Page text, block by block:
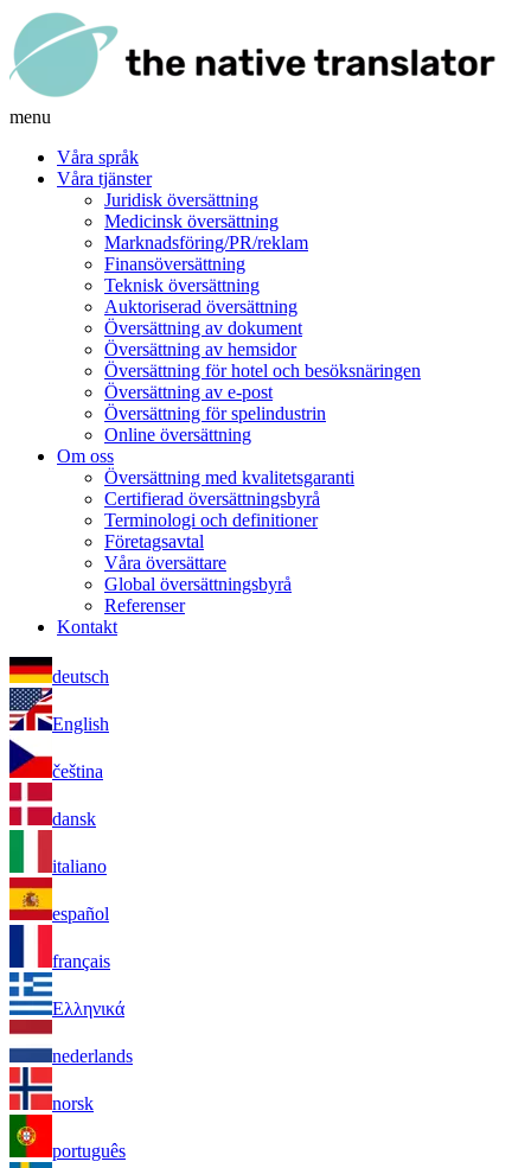
menu
Våra språk
Våra tjänster
Juridisk översättning
Medicinsk översättning
Marknadsföring/PR/reklam
Finansöversättning
Teknisk översättning
Auktoriserad översättning
Översättning av dokument
Översättning av hemsidor
Översättning för hotel och besöksnäringen
Översättning av e-post
Översättning för spelindustrin
Online översättning
Om oss
Översättning med kvalitetsgaranti
Certifierad översättningsbyrå
Terminologi och definitioner
Företagsavtal
Våra översättare
Global översättningsbyrå
Referenser
Kontakt
deutsch
English
čeština
dansk
italiano
español
français
Ελληνικά
nederlands
norsk
português